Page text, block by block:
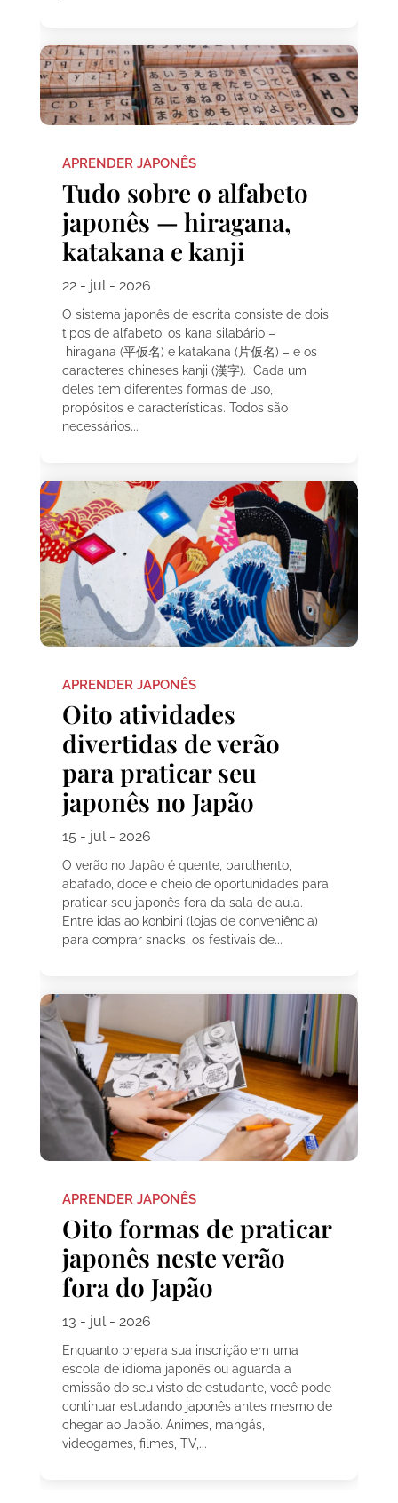
APRENDER JAPONÊS
Tudo sobre o alfabeto
japonês — hiragana,
katakana e kanji
22 - jul - 2026
O sistema japonês de escrita consiste de dois
tipos de alfabeto: os kana silabário –
hiragana (平仮名) e katakana (片仮名) – e os
caracteres chineses kanji (漢字). Cada um
deles tem diferentes formas de uso,
propósitos e características. Todos são
necessários...
APRENDER JAPONÊS
Oito atividades
divertidas de verão
para praticar seu
japonês no Japão
15 - jul - 2026
O verão no Japão é quente, barulhento,
abafado, doce e cheio de oportunidades para
praticar seu japonês fora da sala de aula.
Entre idas ao konbini (lojas de conveniência)
para comprar snacks, os festivais de...
APRENDER JAPONÊS
Oito formas de praticar
japonês neste verão
fora do Japão
13 - jul - 2026
Enquanto prepara sua inscrição em uma
escola de idioma japonês ou aguarda a
emissão do seu visto de estudante, você pode
continuar estudando japonês antes mesmo de
chegar ao Japão. Animes, mangás,
videogames, filmes, TV,...